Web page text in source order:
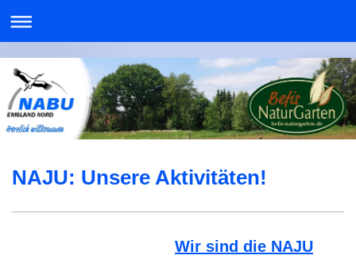
NAJU: Unsere Aktivitäten!
Wir sind die NAJU